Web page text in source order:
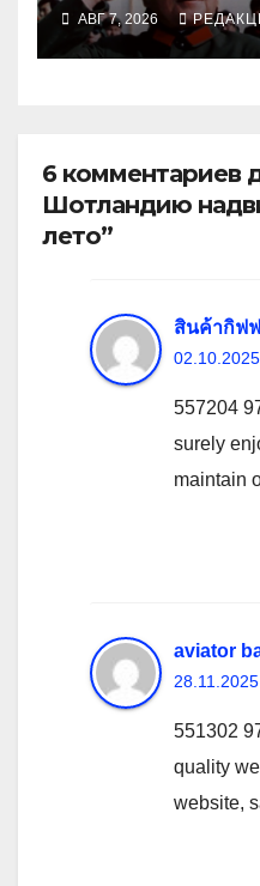
АВГ 7, 2026
6 комментариев
Шотландию
лето”
สินค้ากิฟ
557204
surely
maintain
aviator
551302
quality
website,